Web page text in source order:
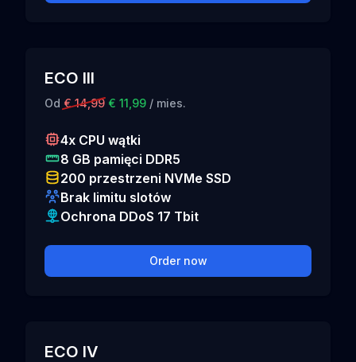
ECO III
Od € 14,99 € 11,99 / mies.
4x CPU wątki
8 GB pamięci DDR5
200 przestrzeni NVMe SSD
Brak limitu slotów
Ochrona DDoS 17 Tbit
Order now
ECO IV